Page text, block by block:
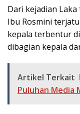
Dari kejadian
Ibu Rosmini
kepala terbentur
dibagian kepala
Artikel Terkait
Puluhan Media